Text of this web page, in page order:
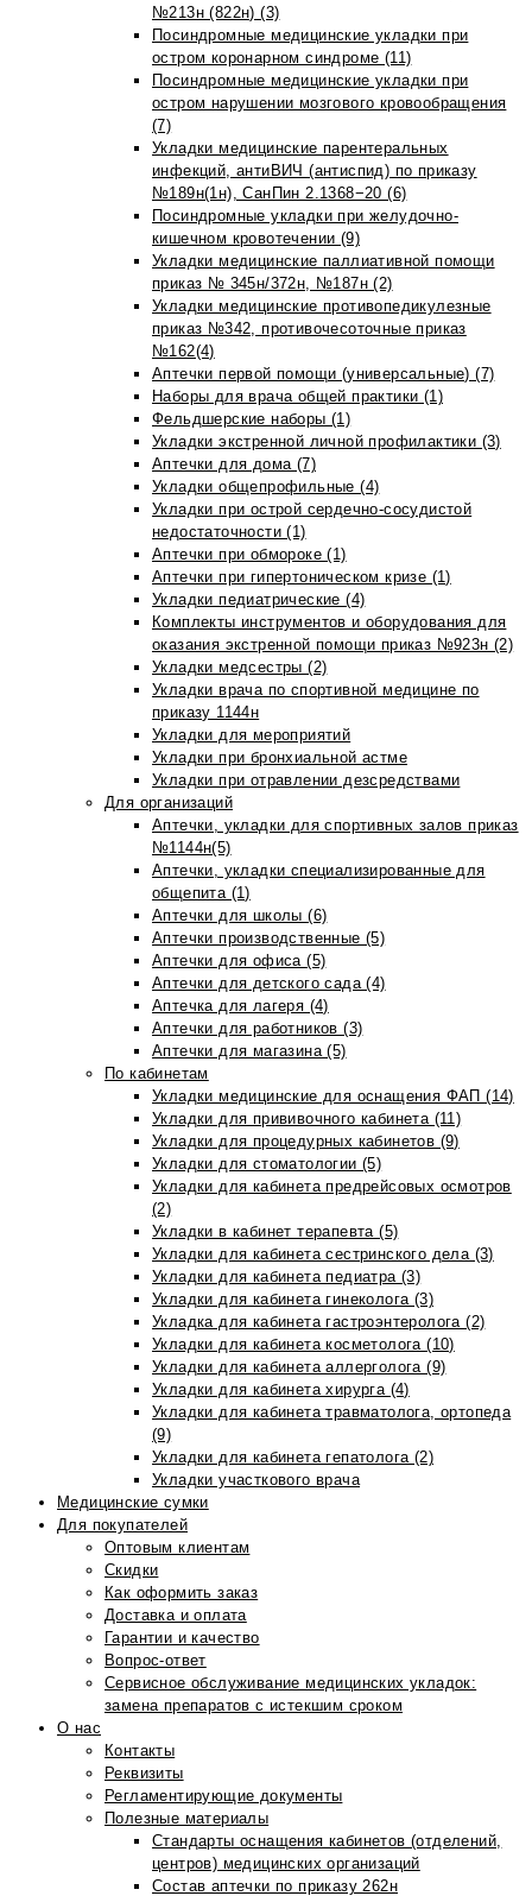
№213н (822н) (3)
Посиндромные медицинские укладки при
остром коронарном синдроме (11)
Посиндромные медицинские укладки при
остром нарушении мозгового кровообращения
(7)
Укладки медицинские парентеральных
инфекций, антиВИЧ (антиспид) по приказу
№189н(1н), СанПин 2.1368−20 (6)
Посиндромные укладки при желудочно-
кишечном кровотечении (9)
Укладки медицинские паллиативной помощи
приказ № 345н/372н, №187н (2)
Укладки медицинские противопедикулезные
приказ №342, противочесоточные приказ
№162(4)
Аптечки первой помощи (универсальные) (7)
Наборы для врача общей практики (1)
Фельдшерские наборы (1)
Укладки экстренной личной профилактики (3)
Аптечки для дома (7)
Укладки общепрофильные (4)
Укладки при острой сердечно-сосудистой
недостаточности (1)
Аптечки при обмороке (1)
Аптечки при гипертоническом кризе (1)
Укладки педиатрические (4)
Комплекты инструментов и оборудования для
оказания экстренной помощи приказ №923н (2)
Укладки медсестры (2)
Укладки врача по спортивной медицине по
приказу 1144н
Укладки для мероприятий
Укладки при бронхиальной астме
Укладки при отравлении дезсредствами
Для организаций
Аптечки, укладки для спортивных залов приказ
№1144н(5)
Аптечки, укладки специализированные для
общепита (1)
Аптечки для школы (6)
Аптечки производственные (5)
Аптечки для офиса (5)
Аптечки для детского сада (4)
Аптечка для лагеря (4)
Аптечки для работников (3)
Аптечки для магазина (5)
По кабинетам
Укладки медицинские для оснащения ФАП (14)
Укладки для прививочного кабинета (11)
Укладки для процедурных кабинетов (9)
Укладки для стоматологии (5)
Укладки для кабинета предрейсовых осмотров
(2)
Укладки в кабинет терапевта (5)
Укладки для кабинета сестринского дела (3)
Укладки для кабинета педиатра (3)
Укладки для кабинета гинеколога (3)
Укладка для кабинета гастроэнтеролога (2)
Укладки для кабинета косметолога (10)
Укладки для кабинета аллерголога (9)
Укладки для кабинета хирурга (4)
Укладки для кабинета травматолога, ортопеда
(9)
Укладки для кабинета гепатолога (2)
Укладки участкового врача
Медицинские сумки
Для покупателей
Оптовым клиентам
Скидки
Как оформить заказ
Доставка и оплата
Гарантии и качество
Вопрос-ответ
Сервисное обслуживание медицинских укладок:
замена препаратов с истекшим сроком
О нас
Контакты
Реквизиты
Регламентирующие документы
Полезные материалы
Стандарты оснащения кабинетов (отделений,
центров) медицинских организаций
Состав аптечки по приказу 262н